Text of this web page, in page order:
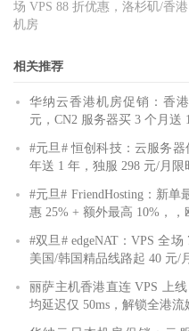
场 VPS 88 折优惠，洛杉矶/香港
机房
相关推荐
华纳云香港机房促销：香
元，CN2 服务器买 3 个月送
#元旦# 恒创科技：云服务
年送 1 年，独服 298 元/月限
#元旦# FriendHosting：新
惠 25% + 额外最高 10%，
#双旦# edgeNAT：VPS 全
美国/韩国精品线路起 40 元/月
丽萨主机香港直连 VPS 上
均延迟仅 50ms，解锁全港流